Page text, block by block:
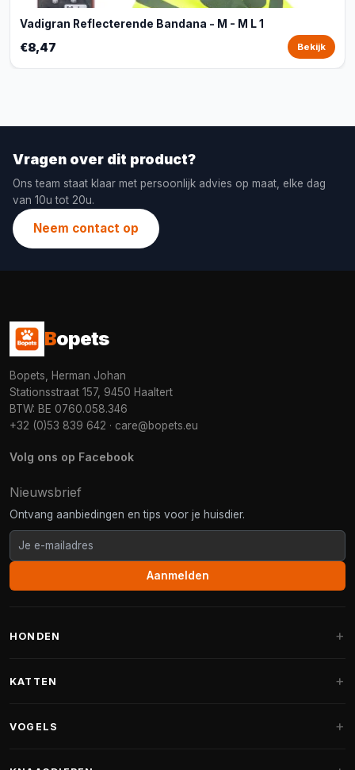
Vadigran Reflecterende Bandana - M - M L 1
€8,47 Bekijk
Vragen over dit product?
Ons team staat klaar met persoonlijk advies op maat, elke dag
van 10u tot 20u.
Neem contact op
Bopets
Bopets, Herman Johan
Stationsstraat 157, 9450 Haaltert
BTW: BE 0760.058.346
+32 (0)53 839 642 · care@bopets.eu
Volg ons op Facebook
Nieuwsbrief
Ontvang aanbiedingen en tips voor je huisdier.
Aanmelden
HONDEN
Fantail hondenmanden
KATTEN
VOGELS